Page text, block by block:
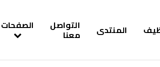
المنتدى التواصل
معنا
الصفحات